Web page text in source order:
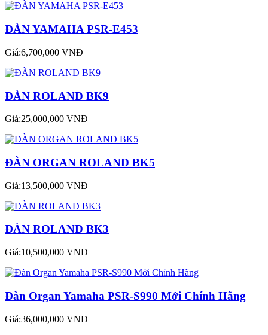
ĐÀN YAMAHA PSR-E453
Giá:6,700,000 VNĐ
ĐÀN ROLAND BK9
Giá:25,000,000 VNĐ
ĐÀN ORGAN ROLAND BK5
Giá:13,500,000 VNĐ
ĐÀN ROLAND BK3
Giá:10,500,000 VNĐ
Đàn Organ Yamaha PSR-S990 Mới Chính Hãng
Giá:36,000,000 VNĐ